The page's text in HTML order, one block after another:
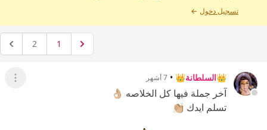
تسجيل دخول ←
1
2
👑السلطانة👑 • 7 أشهر عرض
آخر جملة فيها كل الخلاصه 👌🏼
تسلم ايدك 👏🏼